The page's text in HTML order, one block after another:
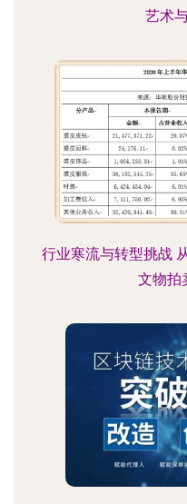
艺术
行业寒流与转型挑战
文物拍